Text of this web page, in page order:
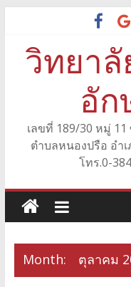
contentวิทยาลั
อัก
เลขที่ 189/30 หมู่
ตำบลหนองปรือ อำ
โทร.0-
Month: ตุลาคม